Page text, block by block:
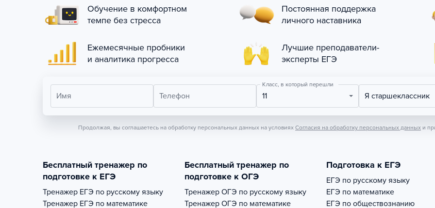
Обучение в комфортном
темпе без стресса
Постоянная поддержка
личного наставника
Ежемесячные пробники
и аналитика прогресса
Лучшие преподаватели-
эксперты ЕГЭ
Имя Телефон
Класс, в который перешли
11 Я старшеклассник
Продолжая, вы соглашаетесь на обработку персональных данных на условиях Согласия на обработку персональных данных и
Бесплатный тренажер по
подготовке к ЕГЭ
Тренажер ЕГЭ по русскому языку
Тренажер ЕГЭ по математике
Бесплатный тренажер по
подготовке к ОГЭ
Тренажер ОГЭ по русскому языку
Тренажер ОГЭ по математике
Подготовка к ЕГЭ
ЕГЭ по русскому языку
ЕГЭ по математике
ЕГЭ по обществознанию